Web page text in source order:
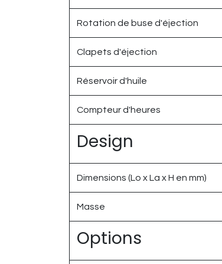
Rotation de buse d'éjection
Clapets d'éjection
Réservoir d'huile
Compteur d'heures
Design
Dimensions (Lo x La x H en mm)
Masse
Options